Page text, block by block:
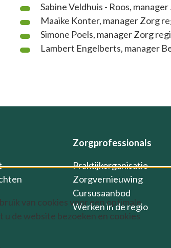
van cookies voor een optimale
de website bezoeken en cookies
Sabine Veldhuis - Roos,
Maaike Konter, manager Zorg
Simone Poels, manager Zorg
Lambert Engelberts, manager
Zorgprofessionals
Praktijkorganisatie
Zorgvernieuwing
Cursusaanbod
Werken in de regio